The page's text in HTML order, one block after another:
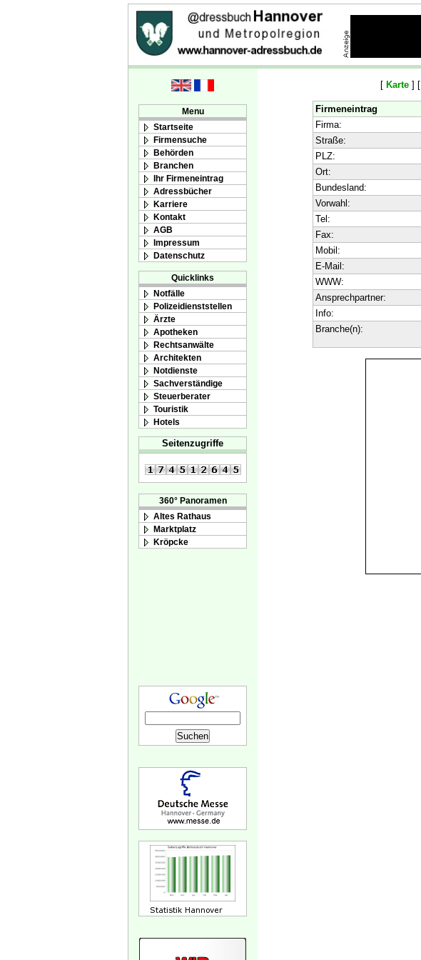
Menu
Startseite
Firmensuche
Behörden
Branchen
Ihr Firmeneintrag
Adressbücher
Karriere
Kontakt
AGB
Impressum
Datenschutz
Quicklinks
Notfälle
Polizeidienststellen
Ärzte
Apotheken
Rechtsanwälte
Architekten
Notdienste
Sachverständige
Steuerberater
Touristik
Hotels
Seitenzugriffe
360° Panoramen
Altes Rathaus
Marktplatz
Kröpcke
[ Karte ] [
Firmeneintrag
Firma:
Straße:
PLZ:
Ort:
Bundesland:
Vorwahl:
Tel:
Fax:
Mobil:
E-Mail:
WWW:
Ansprechpartner:
Info:
Branche(n):